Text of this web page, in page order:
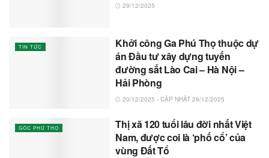
29/12/2025
TIN TỨC
Khởi công Ga Phú Thọ thuộc dự
án Đầu tư xây dựng tuyến
đường sắt Lào Cai – Hà Nội –
Hải Phòng
20/12/2025 - CẬP NHẬT 29/12/2025
GÓC PHÚ THỌ
Thị xã 120 tuổi lâu đời nhất Việt
Nam, được coi là ‘phố cổ’ của
vùng Đất Tổ